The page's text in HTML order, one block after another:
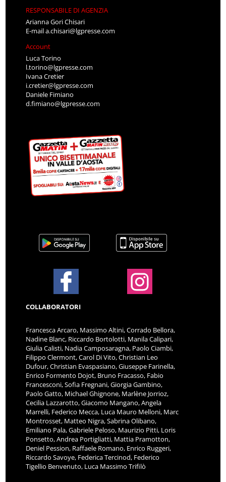
RESPONSABILE DI AGENZIA
Arianna Gori Chisari
E-maila.chisari@lgpresse.com
Account
Luca Torino
l.torino@lgpresse.com
Ivana Cretier
i.cretier@lgpresse.com
Daniele Fimiano
d.fimiano@lgpresse.com
COLLABORATORI
Francesca Arcaro, Massimo Altini, Corrado Bellora,
Nadine Blanc, Riccardo Bortolotti, Manila Calipari,
Giulia Calisti, Nadia Camposaragna, Paolo Ciambi,
Filippo Clermont, Carol Di Vito, Christian Leo
Dufour, Christian Evaspasiano, Giuseppe Farinella,
Enrico Formento Dojot, Bruno Fracasso, Fabio
Francesconi, Sofia Fregnani, Giorgia Gambino,
Paolo Gatto, Michael Ghignone, Marlène Jorrioz,
Cecilia Lazzarotto, Giacomo Mangano, Angela
Marrelli, Federico Mecca, Luca Mauro Melloni, Marc
Montrosset, Matteo Nigra, Sabrina Olibano,
Emiliano Pala, Gabriele Peloso, Maurizio Pitti, Loris
Ponsetto, Andrea Portigliatti, Mattia Pramotton,
Deniel Pession, Raffaele Romano, Enrico Ruggeri,
Riccardo Savoye, Federica Tercinod, Federico
Tigellio Benvenuto, Luca Massimo Trifilò